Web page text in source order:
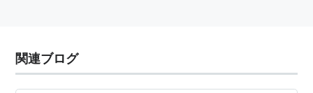
ブログ：「終末観測所」
関連ブログ